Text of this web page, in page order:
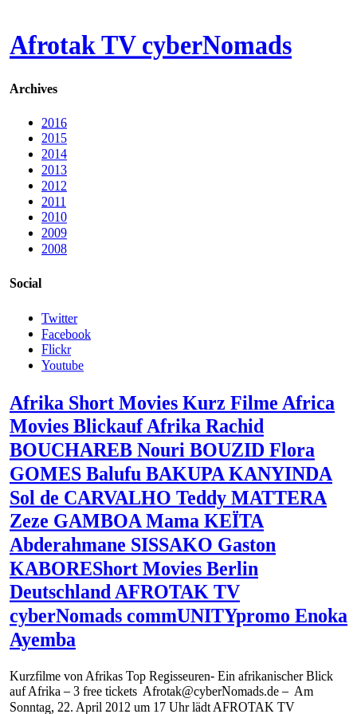
Afrotak TV cyberNomads
Archives
2016
2015
2014
2013
2012
2011
2010
2009
2008
Social
Twitter
Facebook
Flickr
Youtube
Afrika Short Movies Kurz Filme Africa
Movies Blickauf Afrika Rachid
BOUCHAREB Nouri BOUZID Flora
GOMES Balufu BAKUPA KANYINDA
Sol de CARVALHO Teddy MATTERA
Zeze GAMBOA Mama KEÏTA
Abderahmane SISSAKO Gaston
KABOREShort Movies Berlin
Deutschland AFROTAK TV
cyberNomads commUNITYpromo Enoka
Ayemba
Kurzfilme von Afrikas Top Regisseuren- Ein afrikanischer Blick
auf Afrika – 3 free tickets Afrotak@cyberNomads.de – Am
Sonntag, 22. April 2012 um 17 Uhr lädt AFROTAK TV